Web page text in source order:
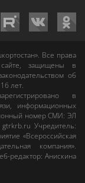
. Все права
защищены в
об
лет.
в
информационных
номер СМИ: ЭЛ
gtrkrb.ru Учредитель:
«Всероссийская
компания».
редактор:Анискина